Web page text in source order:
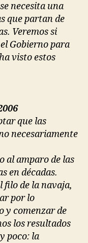
necesita una
que partan de
Veremos si
Gobierno para
visto estos
que las
necesariamente
al amparo de las
en décadas.
filo de la navaja,
por lo
y comenzar de
los resultados
poco: la